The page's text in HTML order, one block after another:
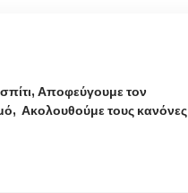
Αποφεύγουμε τον
Ακολουθούμε τους κανόνες